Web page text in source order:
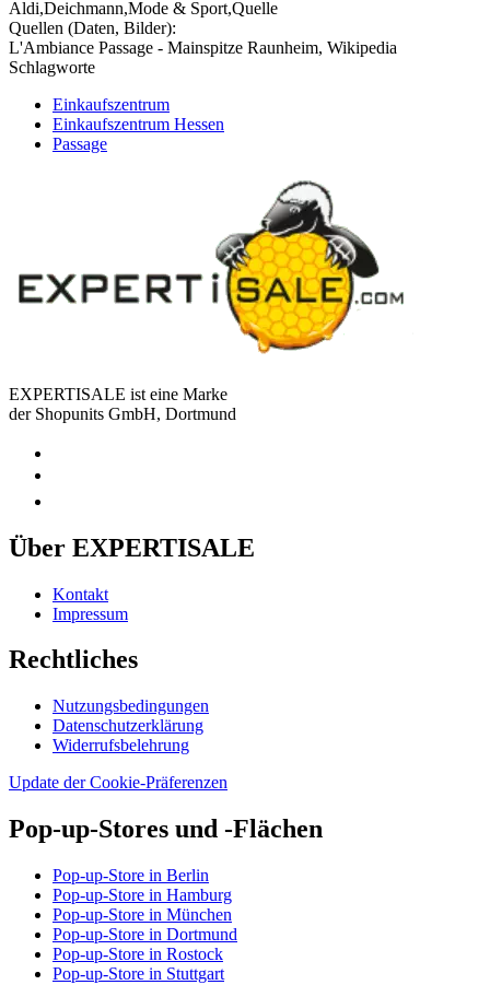
Aldi,Deichmann,Mode & Sport,Quelle
Quellen (Daten, Bilder):
L'Ambiance Passage - Mainspitze Raunheim, Wikipedia
Schlagworte
Einkaufszentrum
Einkaufszentrum Hessen
Passage
EXPERTISALE ist eine Marke
der Shopunits GmbH, Dortmund
Über EXPERTISALE
Kontakt
Impressum
Rechtliches
Nutzungsbedingungen
Datenschutzerklärung
Widerrufsbelehrung
Update der Cookie-Präferenzen
Pop-up-Stores und -Flächen
Pop-up-Store in Berlin
Pop-up-Store in Hamburg
Pop-up-Store in München
Pop-up-Store in Dortmund
Pop-up-Store in Rostock
Pop-up-Store in Stuttgart